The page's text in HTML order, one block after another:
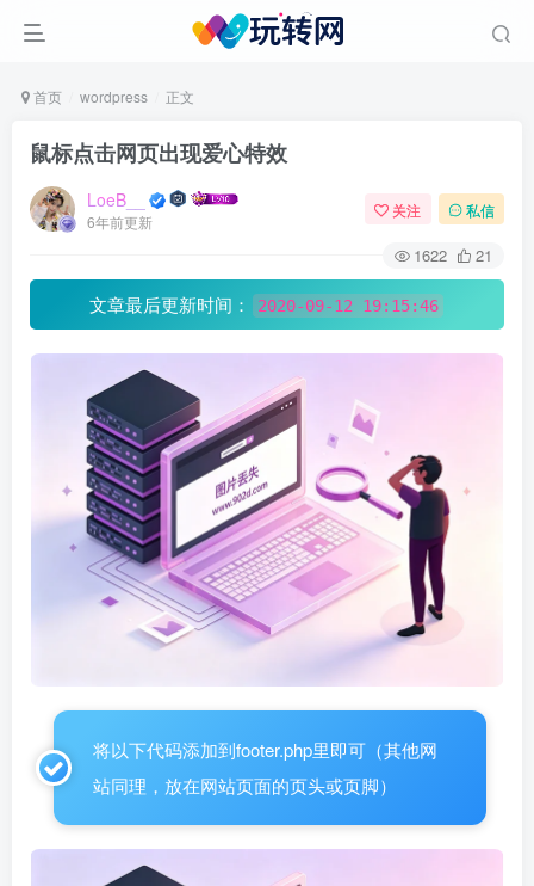
首页 wordpress 正文
鼠标点击网页出现爱心特效
LoeB__
6年前更新
关注 私信
1622 21
文章最后更新时间： 2020-09-12 19:15:46
将以下代码添加到footer.php里即可（其他网
站同理，放在网站页面的页头或页脚）